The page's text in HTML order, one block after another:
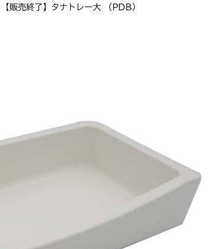
【販売終了】タナトレー大 （PDB）